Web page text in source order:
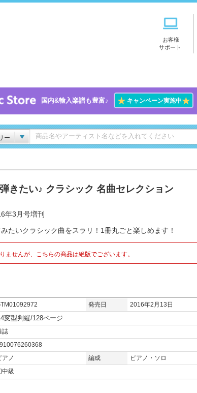
お客様
サポート
国内&輸入楽譜も豊富♪ ★キャンペーン実施中★
ー
きたい♪ クラシック 名曲セレクション
年3月号増刊
たいクラシック曲をスラリ！1冊丸ごと楽しめます！
ませんが、こちらの商品は絶版でございます。
発売日
2016年2月13日
変型判縦/128ページ
誌
アノ 編成
ピアノ・ソロ
中級